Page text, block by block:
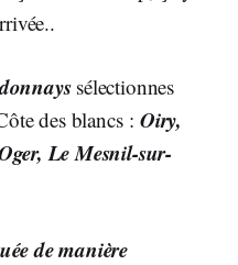
sélectionnes
des blancs : Oiry,
Le Mesnil-sur-
de manière